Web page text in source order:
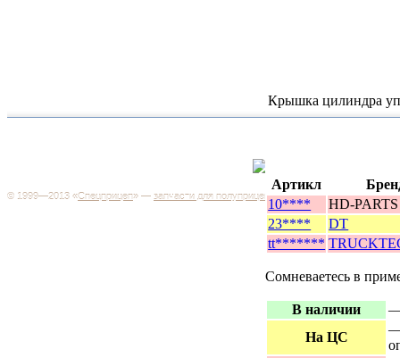
Крышка цилиндра
Артикл
10****
HD-PARTS
23****
DT
tt*******
Сомневаетесь в
В наличии
—
На ЦС
—
© 1999—2013 «Спецприцеп» — запчасти для полуприцепов
Покупая у нас, вы можете быть уверены в качестве - ведь мы